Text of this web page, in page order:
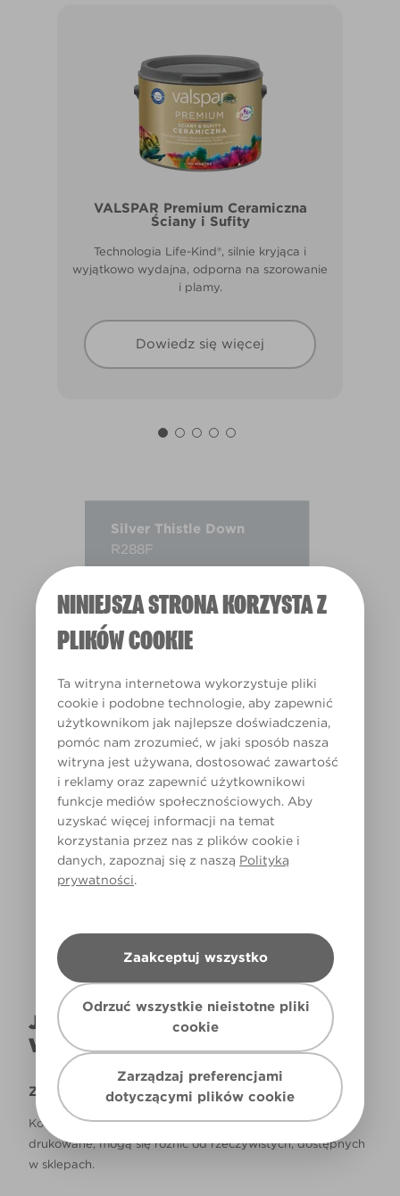
NINIEJSZA STRONA KORZYSTA Z
PLIKÓW COOKIE
Ta witryna internetowa wykorzystuje pliki
cookie i podobne technologie, aby zapewnić
użytkownikom jak najlepsze doświadczenia,
pomóc nam zrozumieć, w jaki sposób nasza
witryna jest używana, dostosować zawartość
i reklamy oraz zapewnić użytkownikowi
funkcje mediów społecznościowych. Aby
uzyskać więcej informacji na temat
korzystania przez nas z plików cookie i
danych, zapoznaj się z naszą Polityką
prywatności.
Zaakceptuj wszystko
Odrzuć wszystkie nieistotne pliki
cookie
Zarządzaj preferencjami
dotyczącymi plików cookie
VALSPAR Premium Ceramiczna
Ściany i Sufity
Technologia Life-Kind®, silnie kryjąca i
wyjątkowo wydajna, odporna na szorowanie
i plamy.
Dowiedz się więcej
Silver Thistle Down
R288F
Światło dzienne
JAK NAPRAWDĘ KOLOR BĘDZIE
WYGLĄDAŁ W TWOIM DOMU?
Zastrzeżenie
Kolory, które są widoczne na monitorze i/lub kolory
drukowane, mogą się różnić od rzeczywistych, dostępnych
w sklepach.